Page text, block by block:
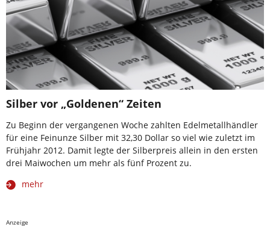
Silber vor „Goldenen“ Zeiten
Zu Beginn der vergangenen Woche zahlten Edelmetallhändler
für eine Feinunze Silber mit 32,30 Dollar so viel wie zuletzt im
Frühjahr 2012. Damit legte der Silberpreis allein in den ersten
drei Maiwochen um mehr als fünf Prozent zu.
mehr
Anzeige